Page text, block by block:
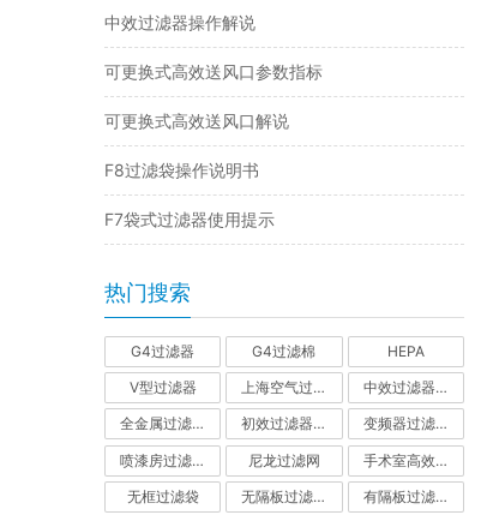
中效过滤器操作解说
可更换式高效送风口参数指标
可更换式高效送风口解说
F8过滤袋操作说明书
F7袋式过滤器使用提示
热门搜索
G4过滤器 G4过滤棉 HEPA
V型过滤器 上海空气过滤器 中效过滤器-中效空气过滤器
全金属过滤器 初效过滤器-初效空气过滤器 变频器过滤器
喷漆房过滤棉 尼龙过滤网 手术室高效过滤器
无框过滤袋 无隔板过滤器 有隔板过滤器